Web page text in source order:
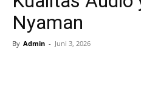
Nyaman
By Admin - Juni 3, 2026